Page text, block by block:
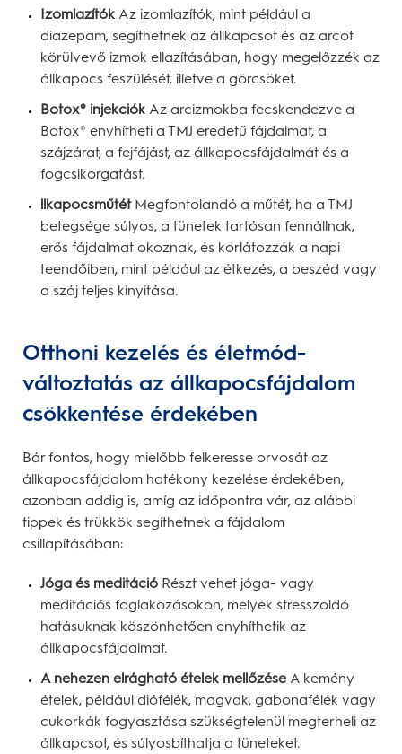
Izomlazítók Az izomlazítók, mint például a
diazepam, segíthetnek az állkapcsot és az arcot
körülvevő izmok ellazításában, hogy megelőzzék az
állkapocs feszülését, illetve a görcsöket.
Botox® injekciók Az arcizmokba fecskendezve a
Botox® enyhítheti a TMJ eredetű fájdalmat, a
szájzárat, a fejfájást, az állkapocsfájdalmát és a
fogcsikorgatást.
llkapocsműtét Megfontolandó a műtét, ha a TMJ
betegsége súlyos, a tünetek tartósan fennállnak,
erős fájdalmat okoznak, és korlátozzák a napi
teendőiben, mint például az étkezés, a beszéd vagy
a száj teljes kinyitása.
Otthoni kezelés és életmód-
változtatás az állkapocsfájdalom
csökkentése érdekében
Bár fontos, hogy mielőbb felkeresse orvosát az
állkapocsfájdalom hatékony kezelése érdekében,
azonban addig is, amíg az időpontra vár, az alábbi
tippek és trükkök segíthetnek a fájdalom
csillapításában:
Jóga és meditáció Részt vehet jóga- vagy
meditációs foglakozásokon, melyek stresszoldó
hatásuknak köszönhetően enyhíthetik az
állkapocsfájdalmat.
A nehezen elrágható ételek mellőzése A kemény
ételek, például diófélék, magvak, gabonafélék vagy
cukorkák fogyasztása szükségtelenül megterheli az
állkapcsot, és súlyosbíthatja a tüneteket.